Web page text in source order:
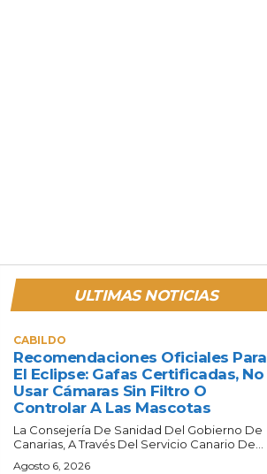
ULTIMAS NOTICIAS
CABILDO
Recomendaciones Oficiales Para
El Eclipse: Gafas Certificadas, No
Usar Cámaras Sin Filtro O
Controlar A Las Mascotas
La Consejería De Sanidad Del Gobierno De
Canarias, A Través Del Servicio Canario De...
Agosto 6, 2026